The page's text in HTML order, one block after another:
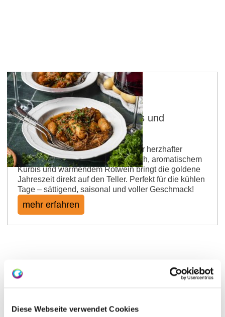
Diese Webseite verwendet Cookies
Rinderschmortopf mit Kürbis und
Kartoffeln
Herbstzeit ist Schmortopfzeit! Unser herzhafter
Rinderschmortopf mit zartem Fleisch, aromatischem
Kürbis und wärmendem Rotwein bringt die goldene
Jahreszeit direkt auf den Teller. Perfekt für die kühlen
Tage – sättigend, saisonal und voller Geschmack!
mehr erfahren